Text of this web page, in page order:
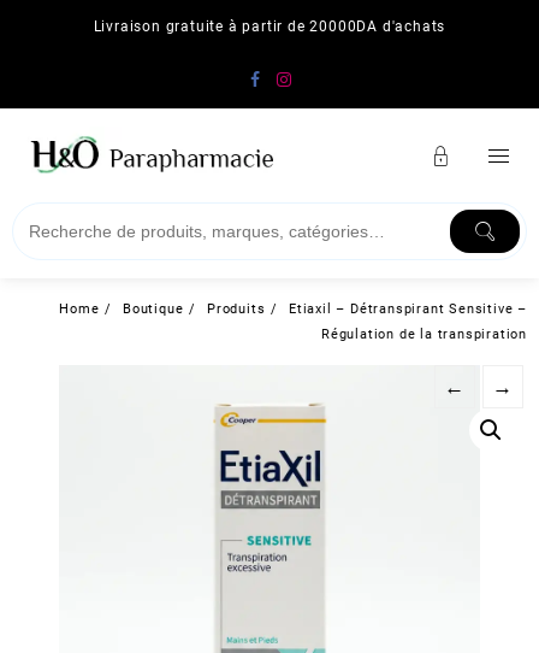
Livraison gratuite à partir de 20000DA d'achats
Home Boutique Produits
Etiaxil – Détranspirant Sensitive –
Régulation de la transpiration
← →